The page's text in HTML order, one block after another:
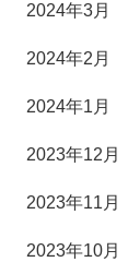
2024年3月
2024年2月
2024年1月
2023年12月
2023年11月
2023年10月